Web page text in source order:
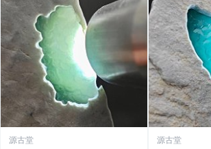
源古堂 源古堂